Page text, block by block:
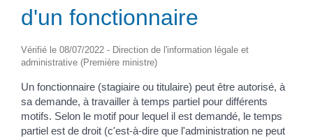
d'un fonctionnaire
Vérifié le 08/07/2022 - Direction de l'information légale et
administrative (Première ministre)
Un fonctionnaire (stagiaire ou titulaire) peut être autorisé, à
sa demande, à travailler à temps partiel pour différents
motifs. Selon le motif pour lequel il est demandé, le temps
partiel est de droit (c'est-à-dire que l'administration ne peut